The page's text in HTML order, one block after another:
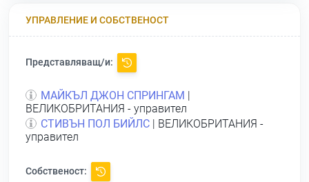
УПРАВЛЕНИЕ И СОБСТВЕНОСТ
Представляващ/и:
МАЙКЪЛ ДЖОН СПРИНГАМ
ВЕЛИКОБРИТАНИЯ - управител
СТИВЪН ПОЛ БИЙЛС | ВЕЛИКОБРИТАНИЯ -
управител
Собственост: